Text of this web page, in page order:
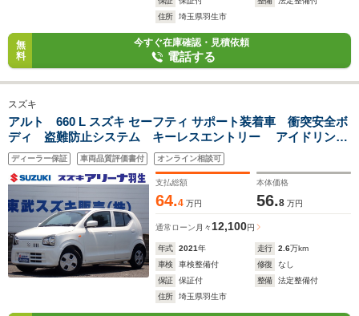
住所
埼玉県羽生市
無
料
今すぐ在庫確認・見積依頼
電話する
スズキ
アルト 660 L スズキ セーフティ サポート装着車 衝突安全ボ
ディ 盗難防止システム キーレスエントリー アイドリング
ストップ シートヒーター CD エアコン パワーステアリ
ング パワーウィンドウ 運転席エアバッグ 助手席エアバッ
グ
ディーラー保証 車両品質評価書付 オンライン相談可
支払総額
64.4 万円
本体価格
56.8 万円
通常ローン 月々 12,100円
年式 2021年 走行 2.6万km
車検
車検整備付 修復
なし
保証
保証付 整備
法定整備付
住所
埼玉県羽生市